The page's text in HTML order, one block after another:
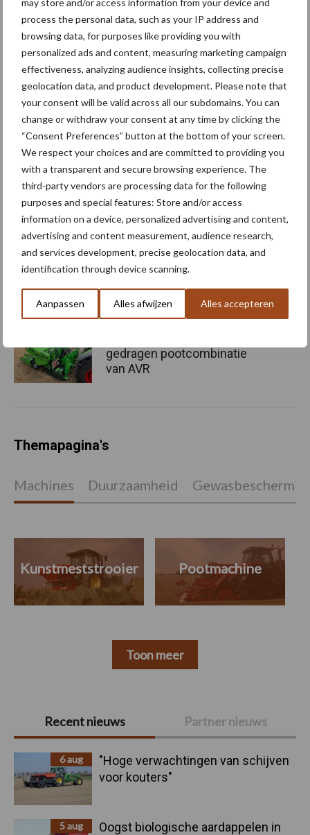
may store and/or access information from your device and
process the personal data, such as your IP address and
browsing data, for purposes like providing you with
personalized ads and content, measuring marketing campaign
effectiveness, analyzing audience insights, collecting precise
geolocation data, and product development. Please note that
your consent will be valid across all our subdomains. You can
change or withdraw your consent at any time by clicking the
“Consent Preferences” button at the bottom of your screen.
We respect your choices and are committed to providing you
with a transparent and secure browsing experience. The
third-party vendors are processing data for the following
purposes and special features: Store and/or access
information on a device, personalized advertising and content,
advertising and content measurement, audience research,
and services development, precise geolocation data, and
identification through device scanning.
Aanpassen Alles afwijzen Alles accepteren
Doe je nu een aanvraag binnen de TEK-regeling en komt de
drempelprijs voor elektriciteit onder de € 0,455 per kWh en voor
gas onder de € 1,54 per m3? Dan moet je afhankelijk van de
modelprijs een gedeelte of alles terugbetalen.
Bron:Countus
Primaire
Sidebar
Recent nieuws Partner nieuws
6 aug
"Hoge verwachtingen van schijven
voor kouters"
5 aug
Oogst biologische aardappelen in
Aanbevolen voor jou!
“Hoge verwachtingen van
schijven voor kouters”
Oogst biologische
aardappelen in volle gang
gedragen pootcombinatie
van AVR
Themapagina's
Machines Duurzaamheid
Kunstmeststrooier Pootmachine
Toon meer